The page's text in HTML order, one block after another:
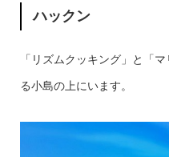
ハックン
「リズムクッキング」と「
る小島の上にいます。